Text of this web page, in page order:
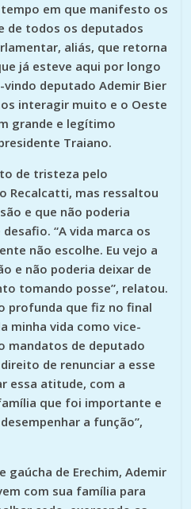
em que manifesto os
de todos os deputados
aliás, que retorna
já esteve aqui por longo
deputado Ademir Bier
interagir muito e o Oeste
grande e legítimo
Traiano.
de tristeza pelo
Recalcatti, mas ressaltou
e que não poderia
“A vida marca os
não escolhe. Eu vejo a
e não poderia deixar de
tomando posse”, relatou.
profunda que fiz no final
minha vida como vice-
mandatos de deputado
de renunciar a esse
essa atitude, com a
que foi importante e
a função”,
gaúcha de Erechim, Ademir
com sua família para